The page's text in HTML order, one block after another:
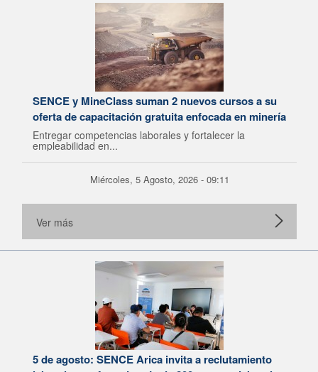
SENCE y MineClass suman 2 nuevos cursos a su
oferta de capacitación gratuita enfocada en minería
Entregar competencias laborales y fortalecer la
empleabilidad en...
Miércoles, 5 Agosto, 2026 - 09:11
Ver más
5 de agosto: SENCE Arica invita a reclutamiento